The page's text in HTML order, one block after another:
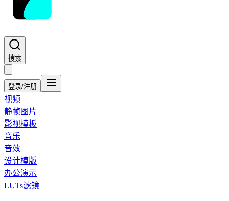
搜索
登录/注册
视频
静帧图片
影视模板
音乐
音效
设计模版
办公演示
LUTs滤镜